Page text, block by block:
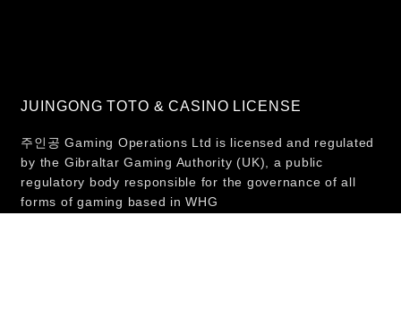
JUINGONG TOTO & CASINO LICENSE
주인공 Gaming Operations Ltd is licensed and regulated
by the Gibraltar Gaming Authority (UK), a public
regulatory body responsible for the governance of all
forms of gaming based in WHG